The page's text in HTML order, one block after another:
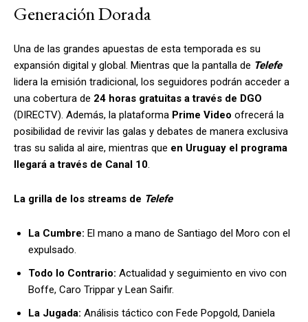
Generación Dorada
Una de las grandes apuestas de esta temporada es su
expansión digital y global. Mientras que la pantalla de Telefe
lidera la emisión tradicional, los seguidores podrán acceder a
una cobertura de 24 horas gratuitas a través de DGO
(DIRECTV). Además, la plataforma Prime Video ofrecerá la
posibilidad de revivir las galas y debates de manera exclusiva
tras su salida al aire, mientras que en Uruguay el programa
llegará a través de Canal 10.
La grilla de los streams de Telefe
La Cumbre: El mano a mano de Santiago del Moro con el
expulsado.
Todo lo Contrario: Actualidad y seguimiento en vivo con
Boffe, Caro Trippar y Lean Saifir.
La Jugada: Análisis táctico con Fede Popgold, Daniela